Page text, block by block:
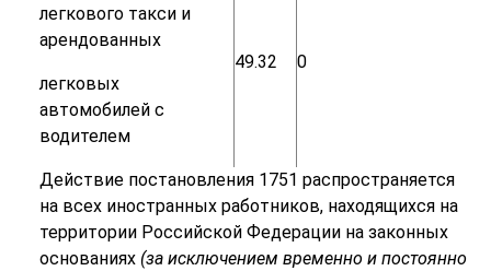
легкового такси и
арендованных
легковых
автомобилей с
водителем
49.32 0
Действие постановления 1751 распространяется
на всех иностранных работников, находящихся на
территории Российской Федерации на законных
основаниях (за исключением временно и постоянно